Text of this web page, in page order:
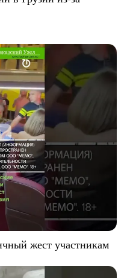
жест участникам